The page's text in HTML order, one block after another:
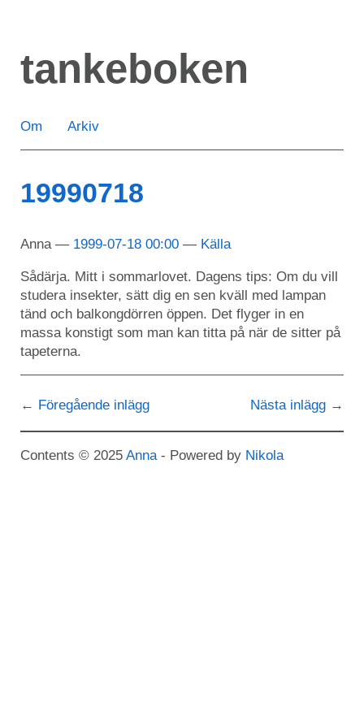
huvudinnehåll
tankeboken
Om Arkiv
19990718
Anna 1999-07-18 00:00 Källa
Sådärja. Mitt i sommarlovet. Dagens tips: Om du vill
studera insekter, sätt dig en sen kväll med lampan
tänd och balkongdörren öppen. Det flyger in en
massa konstigt som man kan titta på när de sitter på
tapeterna.
Föregående inlägg Nästa inlägg
Contents © 2025 Anna - Powered by Nikola